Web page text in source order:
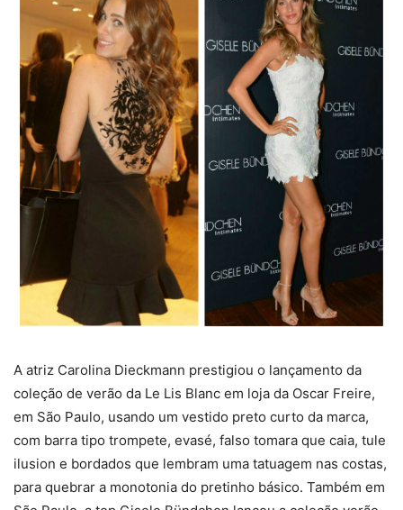
A atriz Carolina Dieckmann prestigiou o lançamento da
coleção de verão da Le Lis Blanc em loja da Oscar Freire,
em São Paulo, usando um vestido preto curto da marca,
com barra tipo trompete, evasé, falso tomara que caia, tule
ilusion e bordados que lembram uma tatuagem nas costas,
para quebrar a monotonia do pretinho básico. Também em